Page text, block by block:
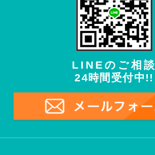
LINEのご相談
24時間受付中!!